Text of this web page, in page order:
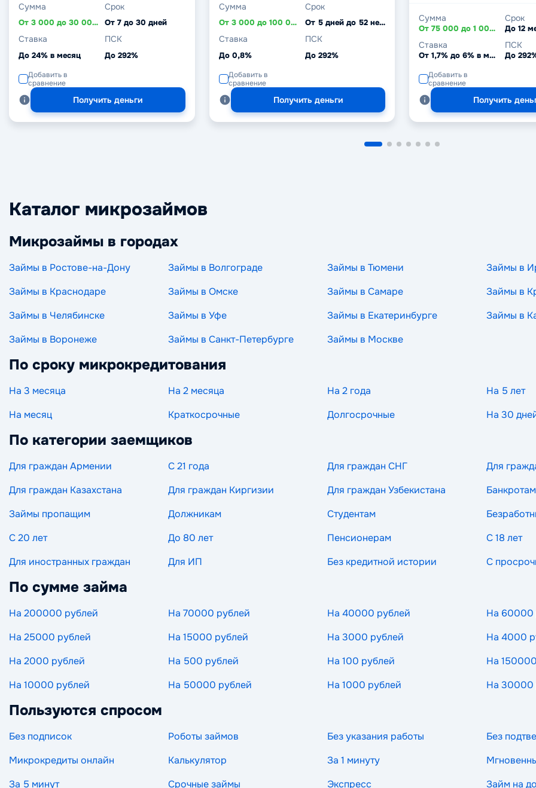
Сумма
От 3 000 до 30 000 ₽
Срок
От 7 до 30 дней
Ставка
До 24% в месяц
ПСК
До 292%
Добавить в
сравнение
Получить деньги
Сумма
От 3 000 до 100 000 ₽
Срок
От 5 дней до 52 недель
Ставка
До 0,8%
ПСК
До 292%
Добавить в
сравнение
Получить деньги
Сумма
От 75 000 до 1 000 000 ₽
Срок
До 12
Ставка
От 1,7% до 6% в месяц
ПСК
До
Добавить в
сравнение
Получить
Каталог микрозаймов
Микрозаймы в городах
Займы в Ростове-на-Дону Займы в Волгограде Займы в Тюмени Займы в
Займы в Краснодаре
Займы в Омске Займы в Самаре Займы в
Займы в Челябинске
Займы в Уфе Займы в Екатеринбурге Займы в
Займы в Воронеже
Займы в Санкт-Петербурге Займы в Москве
По сроку микрокредитования
На 3 месяца На 2 месяца На 2 года На 5 лет
На месяц
Краткосрочные Долгосрочные На 30
По категории заемщиков
Для граждан Армении С 21 года Для граждан СНГ Для
Для граждан Казахстана
Для граждан Киргизии Для граждан Узбекистана Банкротам
Займы пропащим
Должникам Студентам
С 20 лет
До 80 лет Пенсионерам С 18 лет
Для иностранных граждан
Для ИП Без кредитной истории С
По сумме займа
На 200000 рублей На 70000 рублей На 40000 рублей На 60000
На 25000 рублей
На 15000 рублей На 3000 рублей На 4000
На 2000 рублей
На 500 рублей На 100 рублей На
На 10000 рублей
На 50000 рублей На 1000 рублей На 30000
Пользуются спросом
Без подписок Роботы займов Без указания работы Без
Микрокредиты онлайн
Калькулятор За 1 минуту
За 5 минут
Срочные займы Экспресс Займ на